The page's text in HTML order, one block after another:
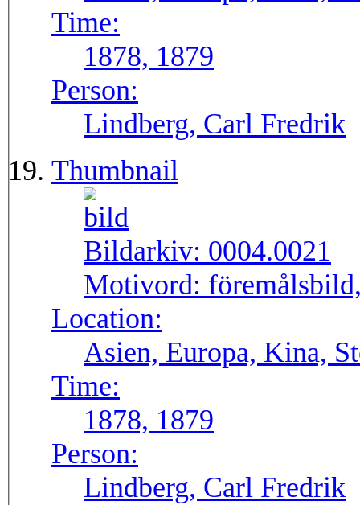
Time:
1878, 1879
Person:
Lindberg, Carl Fredrik
Thumbnail
Bildarkiv: 0004.0021
Motivord:
Location:
Asien, Europa, Kina,
Time:
1878, 1879
Person:
Lindberg, Carl Fredrik